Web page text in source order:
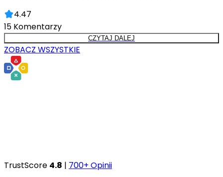
4.47
15 Komentarzy
CZYTAJ DALEJ
ZOBACZ WSZYSTKIE
TrustScore 4.8 | 700+ Opinii